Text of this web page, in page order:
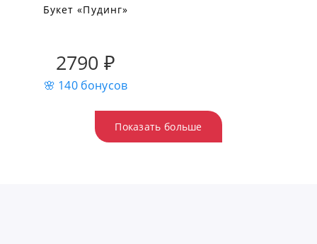
Букет «Пудинг»
2790 ₽
🌸 140 бонусов
Показать больше